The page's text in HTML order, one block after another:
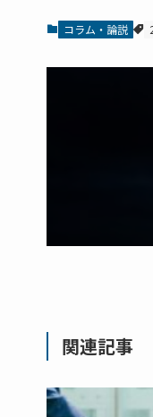
コラム・論説
関連記事